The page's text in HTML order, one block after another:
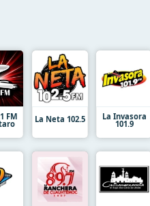
FM La Neta 102.5 La Invasora
101.9